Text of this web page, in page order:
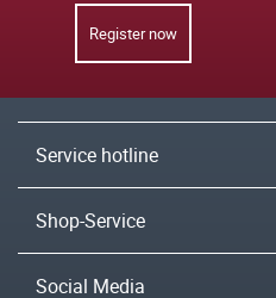
Register now
Service hotline
Shop-Service
Social Media